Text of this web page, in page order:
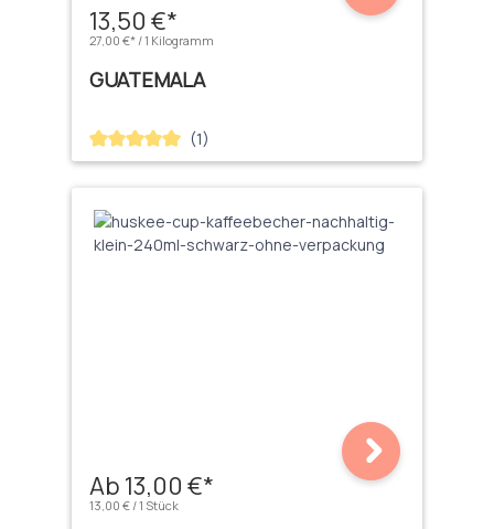
13,50 €*
27,00 €* / 1 Kilogramm
GUATEMALA
Durchschnittliche Bewertung von 5 von 5 Sternen
(1)
Ab 13,00 €*
13,00 € / 1 Stück